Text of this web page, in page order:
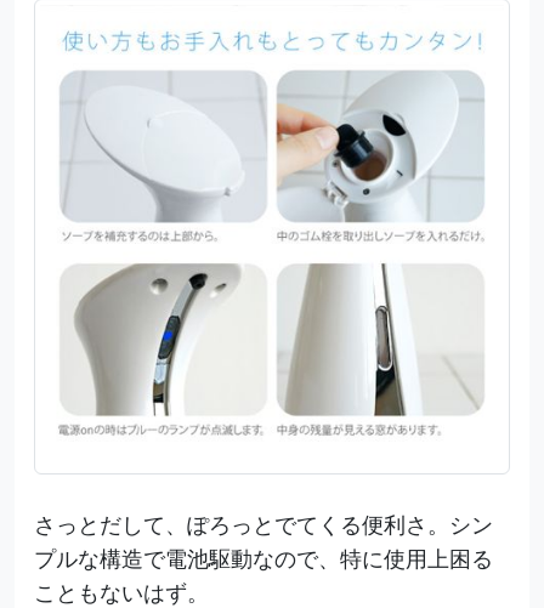
さっとだして、ぽろっとでてくる便利さ。シン
プルな構造で電池駆動なので、特に使用上困る
こともないはず。